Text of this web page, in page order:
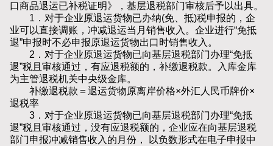
口商品退运已补税证明》，基层退税部门审核后予以出具。
1．对于企业原退运货物已办纳(免、抵)税申报的，企
业可以直接调账，冲减退运当月销售收入。企业进行“免抵
退”申报时不必申报原退运货物出口时销售收入。
2．对于企业原退运货物已向基层退税部门办理“免抵
退”税且审核通过，有应退税额的，补缴退税款。入库金库
为主管退税机关中央级金库。
补缴退税款＝退运货物原离岸价格×外汇人民币牌价×
退税率
3．对于企业原退运货物已向基层退税部门办理“免抵
退”税且审核通过，没有应退税额的，企业应在向基层退税
部门申报冲减销售收入的月份， 以负数形式在电子申报中